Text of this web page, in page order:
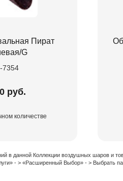
Пират
G
7354
руб.
количестве
в данной Коллекции воздушных шаров и
- > «Расширенный Выбор» - > Выбрать